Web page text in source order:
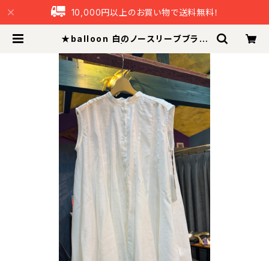
10,000円以上のお買い物で送料無料！
★balloon 白のノースリーブブラウ